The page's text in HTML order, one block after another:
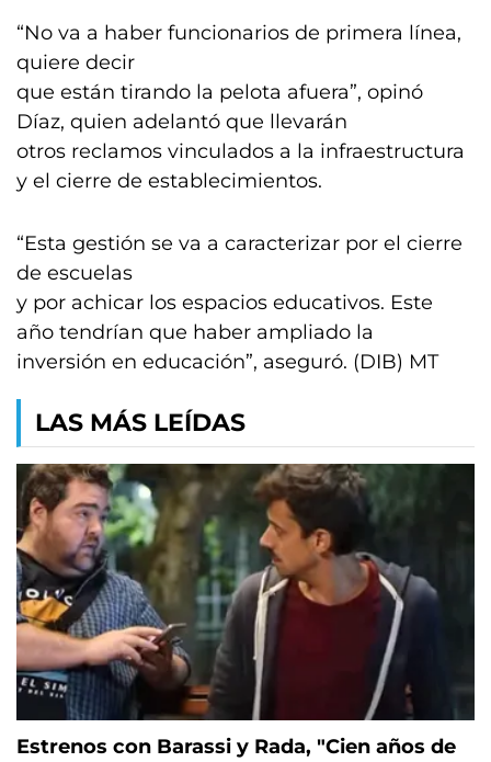
“No va a haber funcionarios de primera línea,
quiere decir
que están tirando la pelota afuera”, opinó
Díaz, quien adelantó que llevarán
otros reclamos vinculados a la infraestructura
y el cierre de establecimientos.
“Esta gestión se va a caracterizar por el cierre
de escuelas
y por achicar los espacios educativos. Este
año tendrían que haber ampliado la
inversión en educación”, aseguró. (DIB) MT
LAS MÁS LEÍDAS
Estrenos con Barassi y Rada, "Cien años de